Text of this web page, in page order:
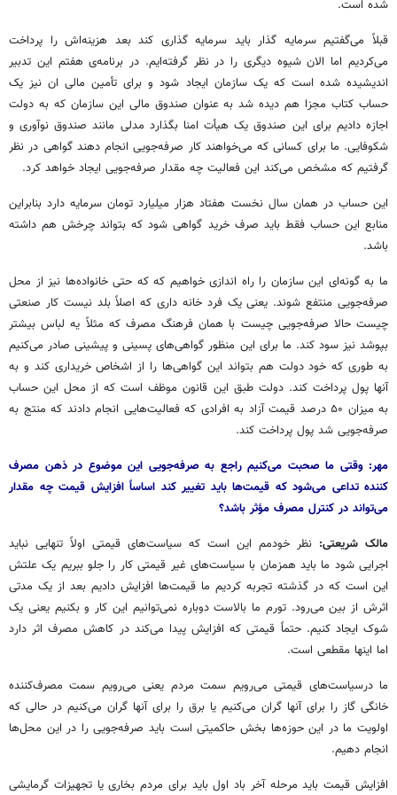
شده است.
قبلاً می‌گفتیم سرمایه گذار باید سرمایه گذاری کند بعد هزینه‌اش را پرداخت
می‌کردیم اما الان شیوه دیگری را در نظر گرفته‌ایم. در برنامه‌ی هفتم این تدبیر
اندیشیده شده است که یک سازمان ایجاد شود و برای تأمین مالی ان نیز یک
حساب کتاب مجزا هم دیده شد به عنوان صندوق مالی این سازمان که به دولت
اجازه دادیم برای این صندوق یک هیأت امنا بگذارد مدلی مانند صندوق نوآوری و
شکوفایی. ما برای کسانی که می‌خواهند کار صرفه‌جویی انجام دهند گواهی در نظر
گرفتیم که مشخص می‌کند این فعالیت چه مقدار صرفه‌جویی ایجاد خواهد کرد.
این حساب در همان سال نخست هفتاد هزار میلیارد تومان سرمایه دارد بنابراین
منابع این حساب فقط باید صرف خرید گواهی شود که بتواند چرخش هم داشته
باشد.
ما به گونه‌ای این سازمان را راه اندازی خواهیم که که حتی خانواده‌ها نیز از محل
صرفه‌جویی منتفع شوند. یعنی یک فرد خانه داری که اصلاً بلد نیست کار صنعتی
چیست حالا صرفه‌جویی چیست با همان فرهنگ مصرف که مثلاً یه لباس بیشتر
بپوشد نیز سود کند. ما برای این منظور گواهی‌های پسینی و پیشینی صادر می‌کنیم
به طوری که خود دولت هم بتواند این گواهی‌ها را از اشخاص خریداری کند و به
آنها پول پرداخت کند. دولت طبق این قانون موظف است که از محل این حساب
به میزان ۵۰ درصد قیمت آزاد به افرادی که فعالیت‌هایی انجام دادند که منتج به
صرفه‌جویی شد پول پرداخت کند.
مهر: وقتی ما صحبت می‌کنیم راجع به صرفه‌جویی این موضوع در ذهن مصرف
کننده تداعی می‌شود که قیمت‌ها باید تغییر کند اساساً افزایش قیمت چه مقدار
می‌تواند در کنترل مصرف مؤثر باشد؟
مالک شریعتی: نظر خودمم این است که سیاست‌های قیمتی اولاً تنهایی نباید
اجرایی شود ما باید همزمان با سیاست‌های غیر قیمتی کار را جلو ببریم یک علتش
این است که در گذشته تجربه کردیم ما قیمت‌ها افزایش دادیم بعد از یک مدتی
اثرش از بین می‌رود. تورم ما بالاست دوباره نمی‌توانیم این کار و بکنیم یعنی یک
شوک ایجاد کنیم. حتماً قیمتی که افزایش پیدا می‌کند در کاهش مصرف اثر دارد
اما اینها مقطعی است.
ما درسیاست‌های قیمتی می‌رویم سمت مردم یعنی می‌رویم سمت مصرف‌کننده
خانگی گاز را برای آنها گران می‌کنیم یا برق را برای آنها گران می‌کنیم در حالی که
اولویت ما در این حوزه‌ها بخش حاکمیتی است باید صرفه‌جویی را در این محل‌ها
انجام دهیم.
افزایش قیمت باید مرحله آخر باد اول باید برای مردم بخاری یا تجهیزات گرمایشی